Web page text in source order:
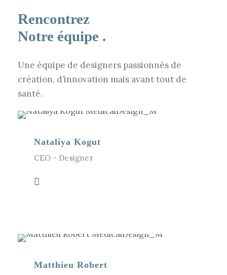
Rencontrez
Notre équipe .
Une équipe de designers passionnés de
création, d’innovation mais avant tout de
santé.
Nataliya Kogut
CEO - Designer
Matthieu Robert